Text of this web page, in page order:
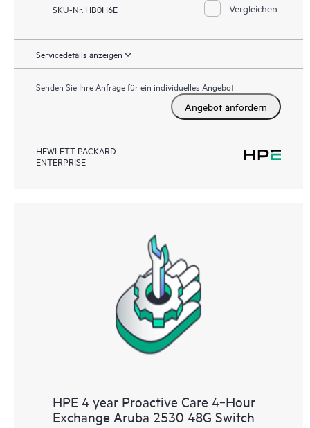
SKU-Nr. HB0H6E Vergleichen
Servicedetails anzeigen
Senden Sie Ihre Anfrage für ein individuelles Angebot
Angebot anfordern
HEWLETT PACKARD
ENTERPRISE
HPE 4 year Proactive Care 4‑Hour
Exchange Aruba 2530 48G Switch